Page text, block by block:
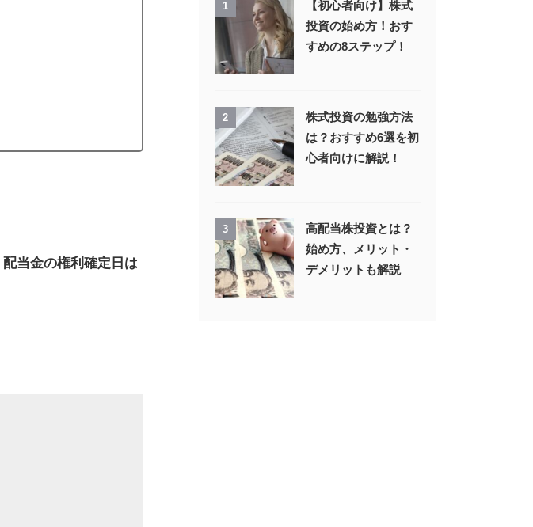
配当金の権利確定日は
1
【初心者向け】株式
投資の始め方！おす
すめの8ステップ！
2
株式投資の勉強方法
は？おすすめ6選を初
心者向けに解説！
3
高配当株投資とは？
始め方、メリット・
デメリットも解説